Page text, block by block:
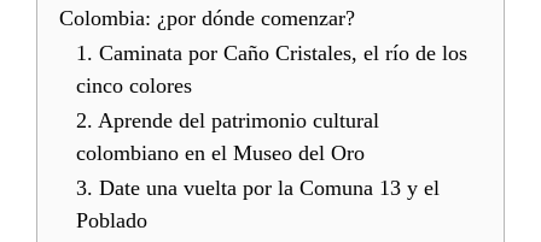
Colombia: ¿por dónde comenzar?
1. Caminata por Caño Cristales, el río de los
cinco colores
2. Aprende del patrimonio cultural
colombiano en el Museo del Oro
3. Date una vuelta por la Comuna 13 y el
Poblado